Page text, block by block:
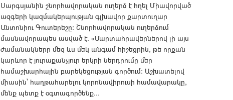
Սարգսյանին շնորհավորական ուղերձ է հղել Միավորված
ազգերի կազմակերպության գլխավոր քարտուղար
Անտոնիու Գուտերեշը: Շնորհավորական ուղերձում
մասնավորապես ասված է. «Մարտահրավերներով լի այս
ժամանակները մեզ ևս մեկ անգամ հիշեցրին, թե որքան
կարևոր է յուրաքանչյուր երկրի ներդրումը մեր
համաշխարհային բարեկեցության գործում: Աշխատելով
միասին՝ հաղթահարելու կորոնավիրուսի համավարակը,
մենք պետք է օգտագործենք...